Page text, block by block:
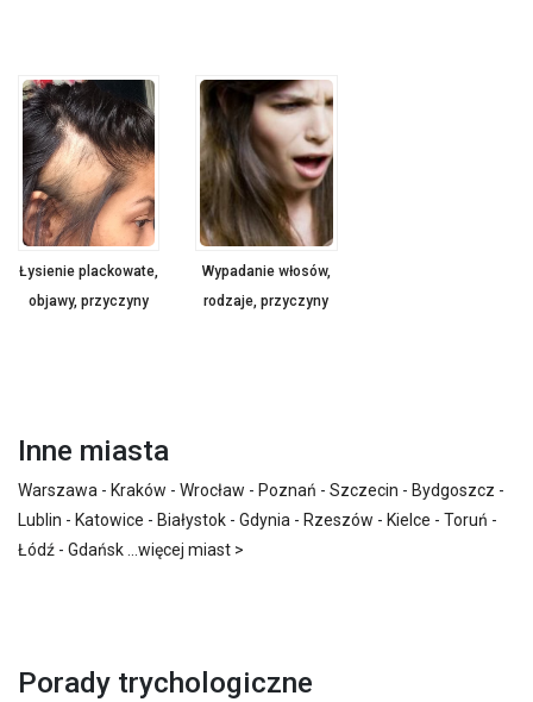
Łysienie plackowate,
objawy, przyczyny
Wypadanie włosów,
rodzaje, przyczyny
Inne miasta
Warszawa - Kraków - Wrocław - Poznań - Szczecin - Bydgoszcz -
Lublin - Katowice - Białystok - Gdynia - Rzeszów - Kielce - Toruń -
Łódź - Gdańsk...więcej miast >
Porady trychologiczne